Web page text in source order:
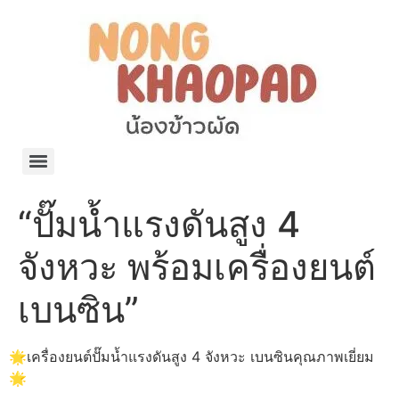
“ปั๊มน้ำแรงดันสูง 4
จังหวะ พร้อมเครื่องยนต์
เบนซิน”
🌟เครื่องยนต์ปั๊มน้ำแรงดันสูง 4 จังหวะ เบนซินคุณภาพเยี่ยม
🌟